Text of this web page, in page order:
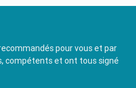
pour vous et par
compétents et ont tous signé